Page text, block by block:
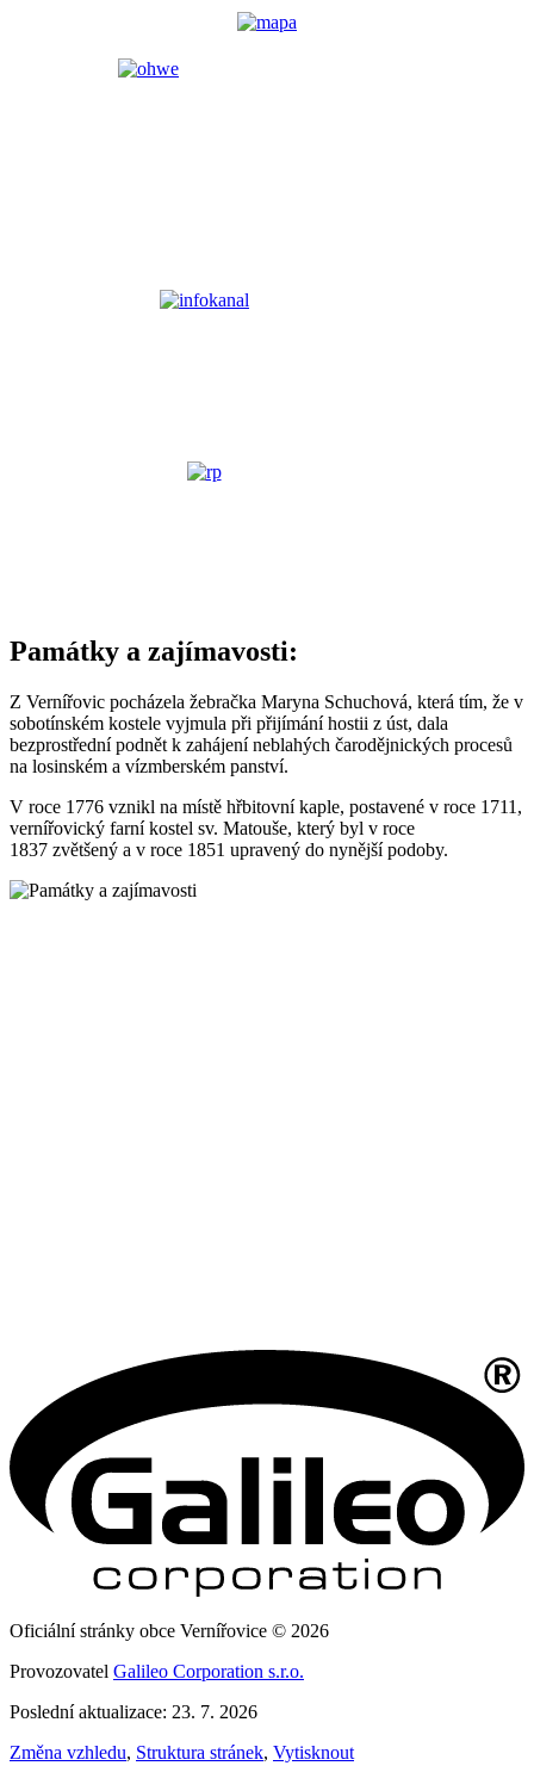
Památky a zajímavosti:
Z Vernířovic pocházela žebračka Maryna Schuchová, která tím, že v
sobotínském kostele vyjmula při přijímání hostii z úst, dala
bezprostřední podnět k zahájení neblahých čarodějnických procesů
na losinském a vízmberském panství.
V roce 1776 vznikl na místě hřbitovní kaple, postavené v roce 1711,
vernířovický farní kostel sv. Matouše, který byl v roce
1837 zvětšený a v roce 1851 upravený do nynější podoby.
Oficiální stránky obce Vernířovice © 2026
Provozovatel Galileo Corporation s.r.o.
Poslední aktualizace: 23. 7. 2026
Změna vzhledu, Struktura stránek, Vytisknout